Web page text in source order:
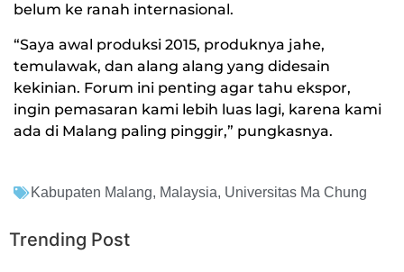
belum ke ranah internasional.
“Saya awal produksi 2015, produknya jahe,
temulawak, dan alang alang yang didesain
kekinian. Forum ini penting agar tahu ekspor,
ingin pemasaran kami lebih luas lagi, karena kami
ada di Malang paling pinggir,” pungkasnya.
Kabupaten Malang, Malaysia, Universitas Ma Chung
Trending Post